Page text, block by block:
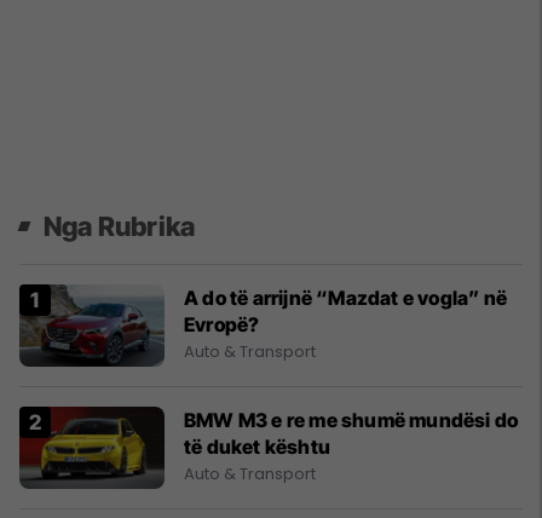
Nga Rubrika
A do të arrijnë “Mazdat e vogla” në
Evropë?
Auto & Transport
BMW M3 e re me shumë mundësi do
të duket kështu
Auto & Transport